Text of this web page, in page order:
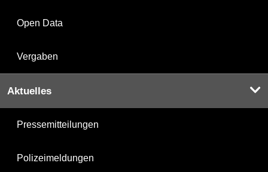
Open Data
Vergaben
Aktuelles
Pressemitteilungen
Polizeimeldungen